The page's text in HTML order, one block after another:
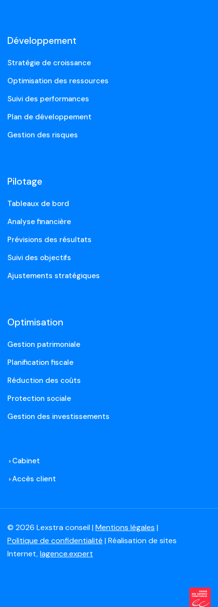
Développement
Stratégie de croissance
Optimisation des ressources
Suivi des performances
Plan de développement
Gestion des risques
Pilotage
Tableaux de bord
Analyse financière
Prévisions des résultats
Suivi des objectifs
Ajustements stratégiques
Optimisation
Gestion patrimoniale
Planification fiscale
Réduction des coûts
Protection sociale
Gestion des investissements
Cabinet
Accès client
© 2026 Lexstra conseil |Mentions légales |
Politique de confidentialité | Réalisation de sites
Internet,lagence.expert